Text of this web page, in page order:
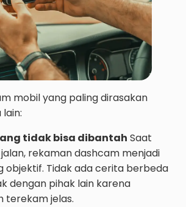
mobil yang paling dirasakan
tidak bisa dibantah Saat
rekaman dashcam menjadi
objektif. Tidak ada cerita berbeda
dengan pihak lain karena
terekam jelas.